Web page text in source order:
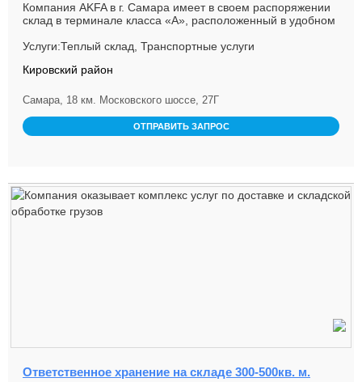
Компания AKFA в г. Самара имеет в своем распоряжении
склад в терминале класса «А», расположенный в удобном
Услуги:Теплый склад, Транспортные услуги
Кировский район
Самара, 18 км. Московского шоссе, 27Г
ОТПРАВИТЬ ЗАПРОС
Ответственное хранение на складе 300-500кв. м.